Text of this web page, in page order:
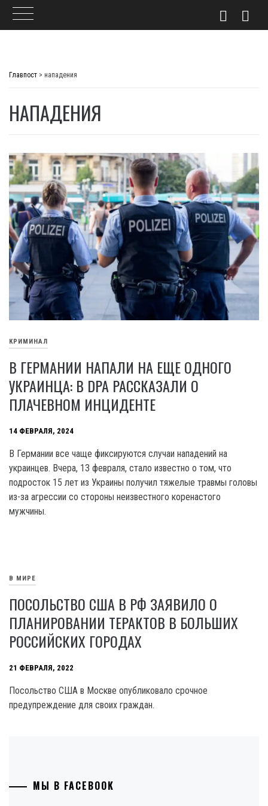
Главпост > нападения
НАПАДЕНИЯ
КРИМИНАЛ
В ГЕРМАНИИ НАПАЛИ НА ЕЩЕ ОДНОГО
УКРАИНЦА: В DPA РАССКАЗАЛИ О
ПЛАЧЕВНОМ ИНЦИДЕНТЕ
14 ФЕВРАЛЯ, 2024
В Германии все чаще фиксируются случаи нападений на
украинцев. Вчера, 13 февраля, стало известно о том, что
подросток 15 лет из Украины получил тяжелые травмы головы
из-за агрессии со стороны неизвестного коренастого
мужчины.
В МИРЕ
ПОСОЛЬСТВО США В РФ ЗАЯВИЛО О
ПЛАНИРОВАНИИ ТЕРАКТОВ В БОЛЬШИХ
РОССИЙСКИХ ГОРОДАХ
21 ФЕВРАЛЯ, 2022
Посольство США в Москве опубликовало срочное
предупреждение для своих граждан.
МЫ В FACEBOOK